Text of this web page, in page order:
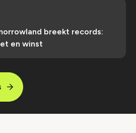
breekt records:
en winst